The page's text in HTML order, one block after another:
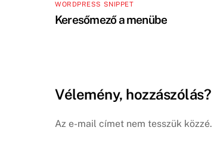
WORDPRESS SNIPPET
Keresőmező a menübe
Vélemény, hozzászólás?
Az e-mail címet nem tesszük közzé.